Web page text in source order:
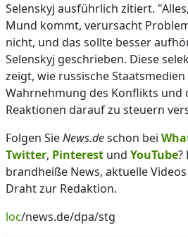
Selenskyj ausführlich zitiert.
Mund kommt, verursacht
nicht, und das sollte besser
Selenskyj geschrieben. Diese
zeigt, wie russische
Wahrnehmung des Konflikts und
Reaktionen darauf zu steuern
Folgen SieNews.deschon bei
Twitter, Pinterest und YouTube?
brandheiße News, aktuelle
Draht zur Redaktion.
loc/news.de/dpa/stg